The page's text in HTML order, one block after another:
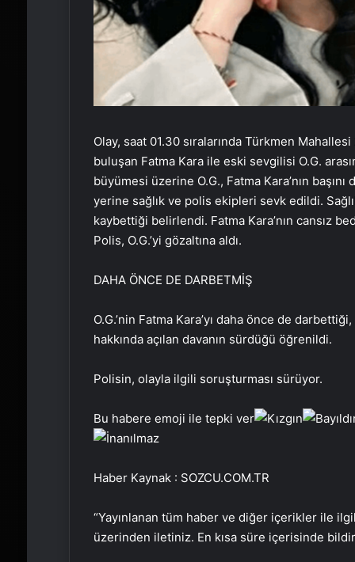
Olay, saat 01.30 sıralarında Türkmen
buluşan Fatma Kara ile eski sevgilisi O.G.
büyümesi üzerine O.G., Fatma Kara’nın
yerine sağlık ve polis ekipleri sevk edildi.
kaybettiği belirlendi. Fatma Kara’nın cansız
Polis, O.G.’yi gözaltına aldı.
DAHA ÖNCE DE DARBETMİŞ
O.G.’nin Fatma Kara’yı daha önce de
hakkında açılan davanın sürdüğü öğrenildi.
Polisin, olayla ilgili soruşturması sürüyor.
Bu habere emoji ile tepki ver
Haber Kaynak : SOZCU.COM.TR
“Yayınlanan tüm haber ve diğer içerikler ile
üzerinden iletiniz. En kısa süre içerisinde